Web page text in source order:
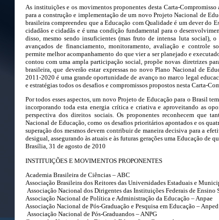
As instituições e os movimentos proponentes desta Carta-
para a construção e implementação de um novo Projeto Nacional de
brasileira compreendeu que a Educação com Qualidade é um dever do
cidadãos e cidadãs e é uma condição fundamental para o
disso, mesmo sendo insuficientes (mas fruto de intensa luta social),
avançados de financiamento, monitoramento, avaliação e controle
permite melhor acompanhamento do que vier a ser planejado e
contou com uma ampla participação social, propõe novas diretrizes
brasileira, que deverão estar expressas no novo Plano Nacional de
2011-2020 é uma grande oportunidade de avanço no marco legal
e estratégias todos os desafios e compromissos propostos nesta Carta-
Por todos esses aspectos, um novo Projeto de Educação para o Brasil
incorporando toda esta energia crítica e criativa e aproveitando as
perspectiva dos direitos sociais. Os proponentes reconhecem que
Nacional de Educação, como os desafios prioritários apontados e os
superação dos mesmos devem contribuir de maneira decisiva para a
desigual, assegurando às atuais e às futuras gerações uma Educação de
Brasília, 31 de agosto de 2010
INSTITUIÇÕES E MOVIMENTOS PROPONENTES
Academia Brasileira de Ciências – ABC
Associação Brasileira dos Reitores das Universidades Estaduais e
Associação Nacional dos Dirigentes das Instituições Federais de Ensino
Associação Nacional de Política e Administração da Educação – Anpae
Associação Nacional de Pós-Graduação e Pesquisa em Educação – Anped
Associação Nacional de Pós-Graduandos – ANPG